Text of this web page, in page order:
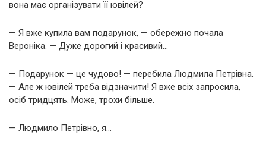
вона має організувати її ювілей?
— Я вже купила вам подарунок, — обережно почала
Вероніка. — Дуже дорогий і красивий…
— Подарунок — це чудово! — перебила Людмила Петрівна.
— Але ж ювілей треба відзначити! Я вже всіх запросила,
осіб тридцять. Може, трохи більше.
— Людмило Петрівно, я…